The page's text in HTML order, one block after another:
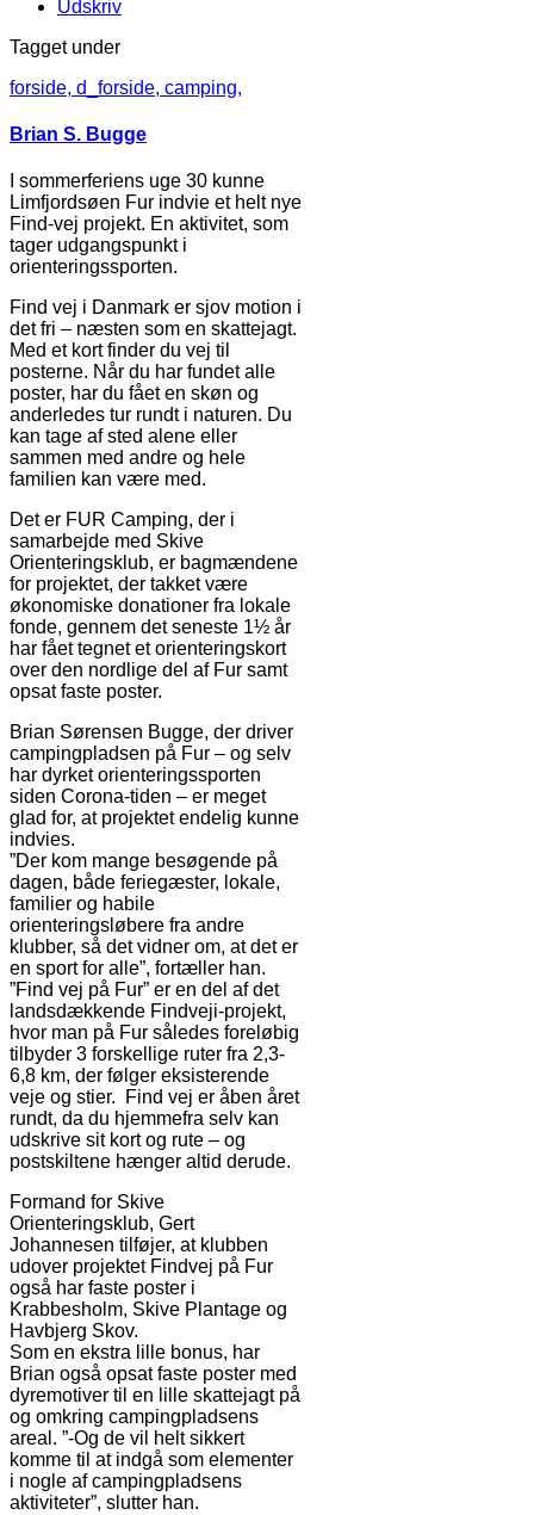
Udskriv
Tagget under
forside, d_forside, camping,
Brian S. Bugge
I sommerferiens uge 30 kunne
Limfjordsøen Fur indvie et helt nye
Find-vej projekt. En aktivitet, som
tager udgangspunkt i
orienteringssporten.
Find vej i Danmark er sjov motion i
det fri – næsten som en skattejagt.
Med et kort finder du vej til
posterne. Når du har fundet alle
poster, har du fået en skøn og
anderledes tur rundt i naturen. Du
kan tage af sted alene eller
sammen med andre og hele
familien kan være med.
Det er FUR Camping, der i
samarbejde med Skive
Orienteringsklub, er bagmændene
for projektet, der takket være
økonomiske donationer fra lokale
fonde, gennem det seneste 1½ år
har fået tegnet et orienteringskort
over den nordlige del af Fur samt
opsat faste poster.
Brian Sørensen Bugge, der driver
campingpladsen på Fur – og selv
har dyrket orienteringssporten
siden Corona-tiden – er meget
glad for, at projektet endelig kunne
indvies.
”Der kom mange besøgende på
dagen, både feriegæster, lokale,
familier og habile
orienteringsløbere fra andre
klubber, så det vidner om, at det er
en sport for alle”, fortæller han.
”Find vej på Fur” er en del af det
landsdækkende Findveji-projekt,
hvor man på Fur således foreløbig
tilbyder 3 forskellige ruter fra 2,3-
6,8 km, der følger eksisterende
veje og stier. Find vej er åben året
rundt, da du hjemmefra selv kan
udskrive sit kort og rute – og
postskiltene hænger altid derude.
Formand for Skive
Orienteringsklub, Gert
Johannesen tilføjer, at klubben
udover projektet Findvej på Fur
også har faste poster i
Krabbesholm, Skive Plantage og
Havbjerg Skov.
Som en ekstra lille bonus, har
Brian også opsat faste poster med
dyremotiver til en lille skattejagt på
og omkring campingpladsens
areal. ”-Og de vil helt sikkert
komme til at indgå som elementer
i nogle af campingpladsens
aktiviteter”, slutter han.